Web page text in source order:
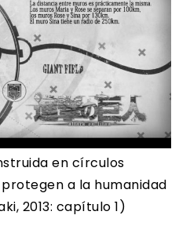
en círculos
a la humanidad
2013: capítulo 1)